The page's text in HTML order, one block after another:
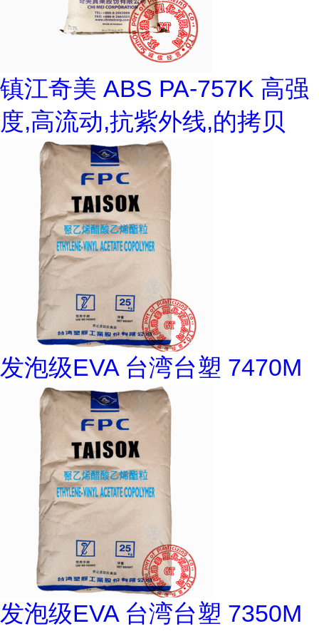
镇江奇美 ABS PA-757K 高强
度,高流动,抗紫外线,的拷贝
发泡级EVA 台湾台塑 7470M
发泡级EVA 台湾台塑 7350M